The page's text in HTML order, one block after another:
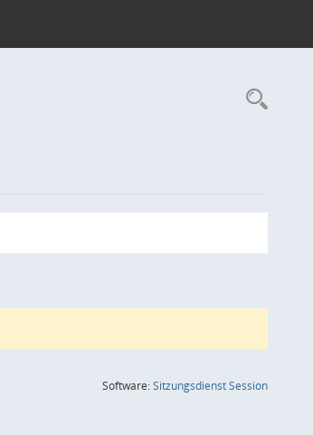
Software:SitzungsdienstSession(Wird in